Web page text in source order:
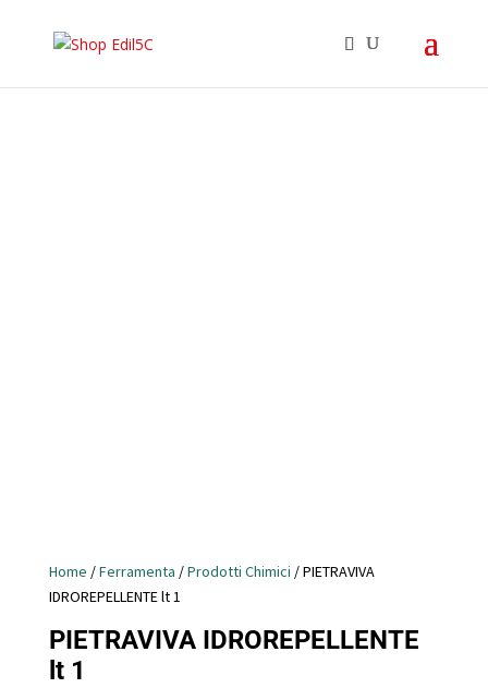
Home /Ferramenta /Prodotti Chimici / PIETRAVIVA
IDROREPELLENTE lt 1
PIETRAVIVA IDROREPELLENTE
lt 1